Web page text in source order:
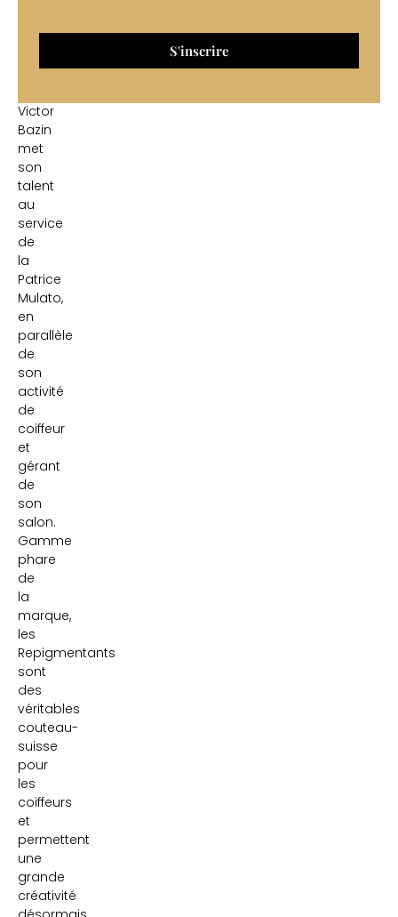
Batignolles.
Victor
Bazin
met
son
talent
au
service
de
la
Patrice
Mulato,
en
parallèle
de
son
activité
de
coiffeur
et
gérant
de
son
salon.
Gamme
phare
de
la
marque,
les
Repigmentants
sont
des
véritables
couteau-
suisse
pour
les
coiffeurs
et
permettent
une
grande
créativité